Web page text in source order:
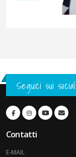
Seguici sui social
Contatti
E-MAIL